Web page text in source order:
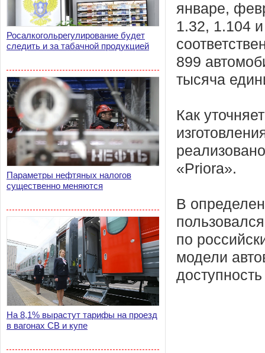
Росалкогольрегулирование будет
следить и за табачной продукцией
Параметры нефтяных налогов
существенно меняются
На 8,1% вырастут тарифы на проезд
в вагонах СВ и купе
январе,
1.32, 1.104
899
тысяча
Как
«Priora».
В
по
модели